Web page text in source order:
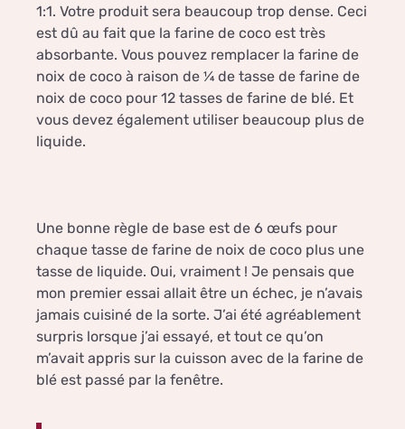
1:1. Votre produit sera beaucoup trop dense. Ceci
est dû au fait que la farine de coco est très
absorbante. Vous pouvez remplacer la farine de
noix de coco à raison de ¼ de tasse de farine de
noix de coco pour 12 tasses de farine de blé. Et
vous devez également utiliser beaucoup plus de
liquide.
Une bonne règle de base est de 6 œufs pour
chaque tasse de farine de noix de coco plus une
tasse de liquide. Oui, vraiment ! Je pensais que
mon premier essai allait être un échec, je n’avais
jamais cuisiné de la sorte. J’ai été agréablement
surpris lorsque j’ai essayé, et tout ce qu’on
m’avait appris sur la cuisson avec de la farine de
blé est passé par la fenêtre.